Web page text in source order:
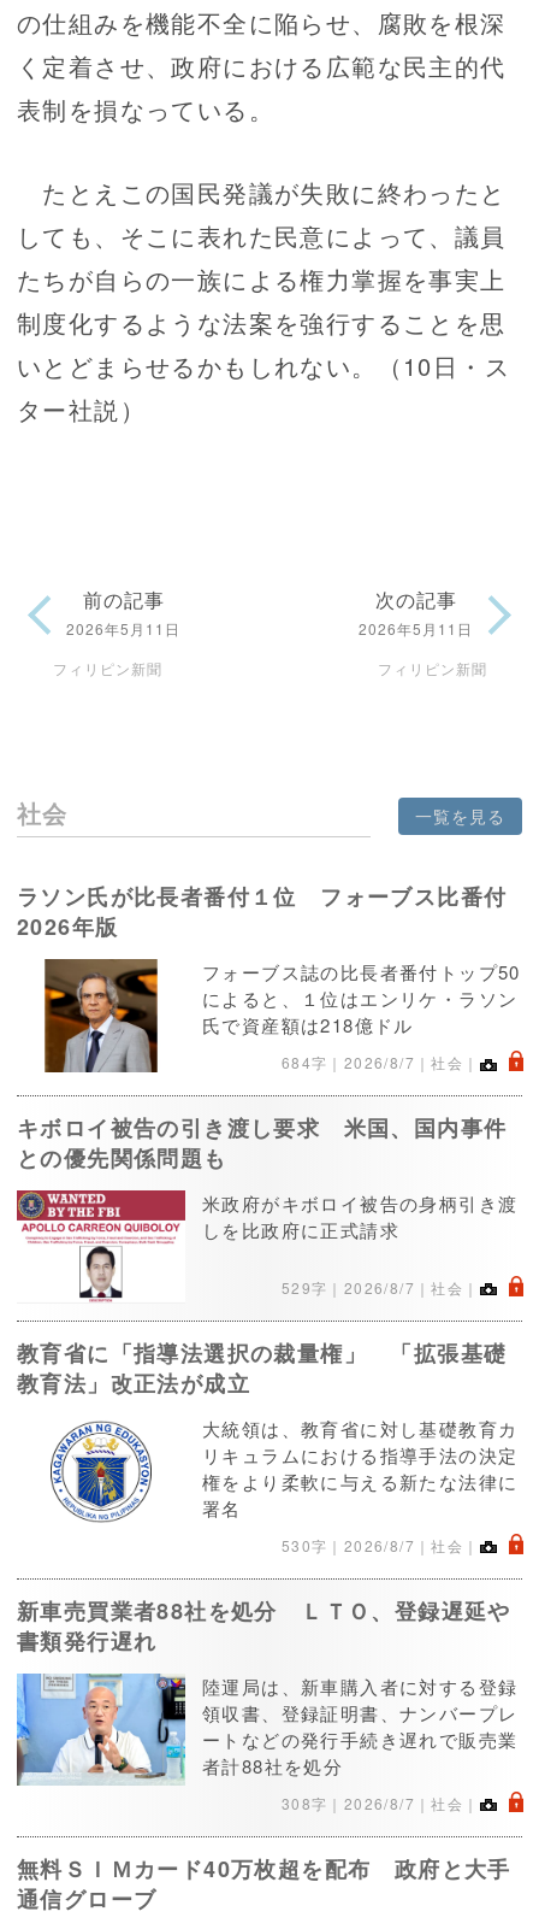
の仕組みを機能不全に陥らせ、腐敗を根深
く定着させ、政府における広範な民主的代
表制を損なっている。
たとえこの国民発議が失敗に終わったと
しても、そこに表れた民意によって、議員
たちが自らの一族による権力掌握を事実上
制度化するような法案を強行することを思
いとどまらせるかもしれない。（10日・ス
ター社説）
前の記事
2026年5月11日
フィリピン新聞
次の記事
2026年5月11日
フィリピン新聞
社会 一覧を見る
ラソン氏が比長者番付１位 フォーブス比番付
2026年版
フォーブス誌の比長者番付トップ50
によると、１位はエンリケ・ラソン
氏で資産額は218億ドル
684字｜ 2026/8/7 ｜社会｜ .
キボロイ被告の引き渡し要求 米国、国内事件
との優先関係問題も
米政府がキボロイ被告の身柄引き渡
しを比政府に正式請求
529字｜ 2026/8/7 ｜社会｜ .
教育省に「指導法選択の裁量権」 「拡張基礎
教育法」改正法が成立
大統領は、教育省に対し基礎教育カ
リキュラムにおける指導手法の決定
権をより柔軟に与える新たな法律に
署名
530字｜ 2026/8/7 ｜社会｜ .
新車売買業者88社を処分 ＬＴＯ、登録遅延や
書類発行遅れ
陸運局は、新車購入者に対する登録
領収書、登録証明書、ナンバープレ
ートなどの発行手続き遅れで販売業
者計88社を処分
308字｜ 2026/8/7 ｜社会｜ .
無料ＳＩＭカード40万枚超を配布 政府と大手
通信グローブ